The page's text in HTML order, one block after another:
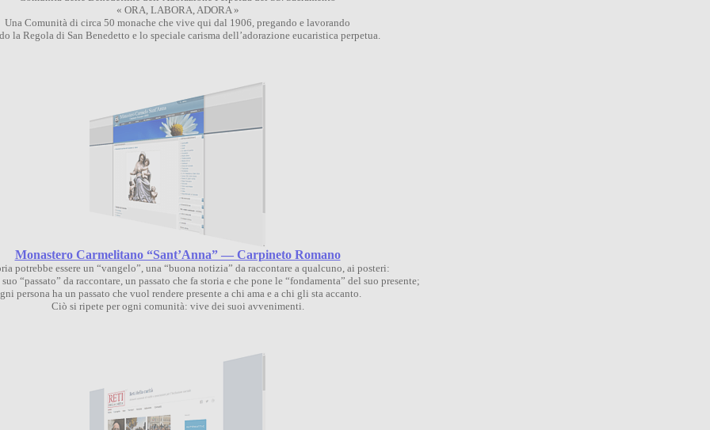
« ORA, LABORA, ADORA »
Una Comunità di circa 50 monache che vive qui dal 1906, pregando e lavorando
la Regola di San Benedetto e lo speciale carisma dell’adorazione eucaristica perpetua.
Monastero Carmelitano “Sant’Anna” — Carpineto Romano
potrebbe essere un “vangelo”, una “buona notizia” da raccontare a qualcuno, ai posteri:
“passato” da raccontare, un passato che fa storia e che pone le “fondamenta” del suo presente;
persona ha un passato che vuol rendere presente a chi ama e a chi gli sta accanto.
Ciò si ripete per ogni comunità: vive dei suoi avvenimenti.